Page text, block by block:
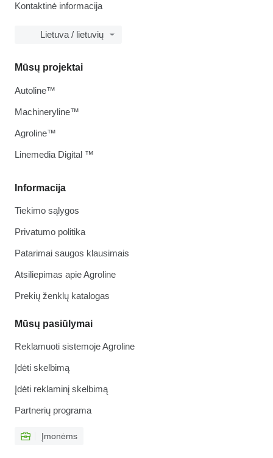
Kontaktinė informacija
Lietuva / lietuvių
Informacija
Tiekimo sąlygos
Privatumo politika
Patarimai saugos klausimais
Atsiliepimas apie Agroline
Prekių ženklų katalogas
Mūsų pasiūlymai
Reklamuoti sistemoje Agroline
Įdėti skelbimą
Įdėti reklaminį skelbimą
Partnerių programa
Įmonėms
Mūsų projektai
Autoline™
Machineryline™
Agroline™
Linemedia Digital ™